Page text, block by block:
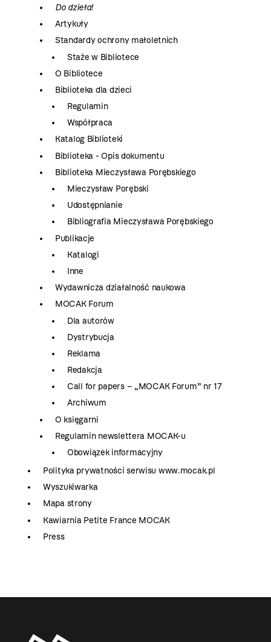
Do dzieła!
Artykuły
Standardy ochrony małoletnich
Staże w Bibliotece
O Bibliotece
Biblioteka dla dzieci
Regulamin
Współpraca
Katalog Biblioteki
Biblioteka - Opis dokumentu
Biblioteka Mieczysława Porębskiego
Mieczysław Porębski
Udostępnianie
Bibliografia Mieczysława Porębskiego
Publikacje
Katalogi
Inne
Wydawnicza działalność naukowa
MOCAK Forum
Dla autorów
Dystrybucja
Reklama
Redakcja
Call for papers – „MOCAK Forum” nr 17
Archiwum
O księgarni
Regulamin newslettera MOCAK-u
Obowiązek informacyjny
Polityka prywatności serwisu www.mocak.pl
Wyszukiwarka
Mapa strony
Kawiarnia Petite France MOCAK
Press